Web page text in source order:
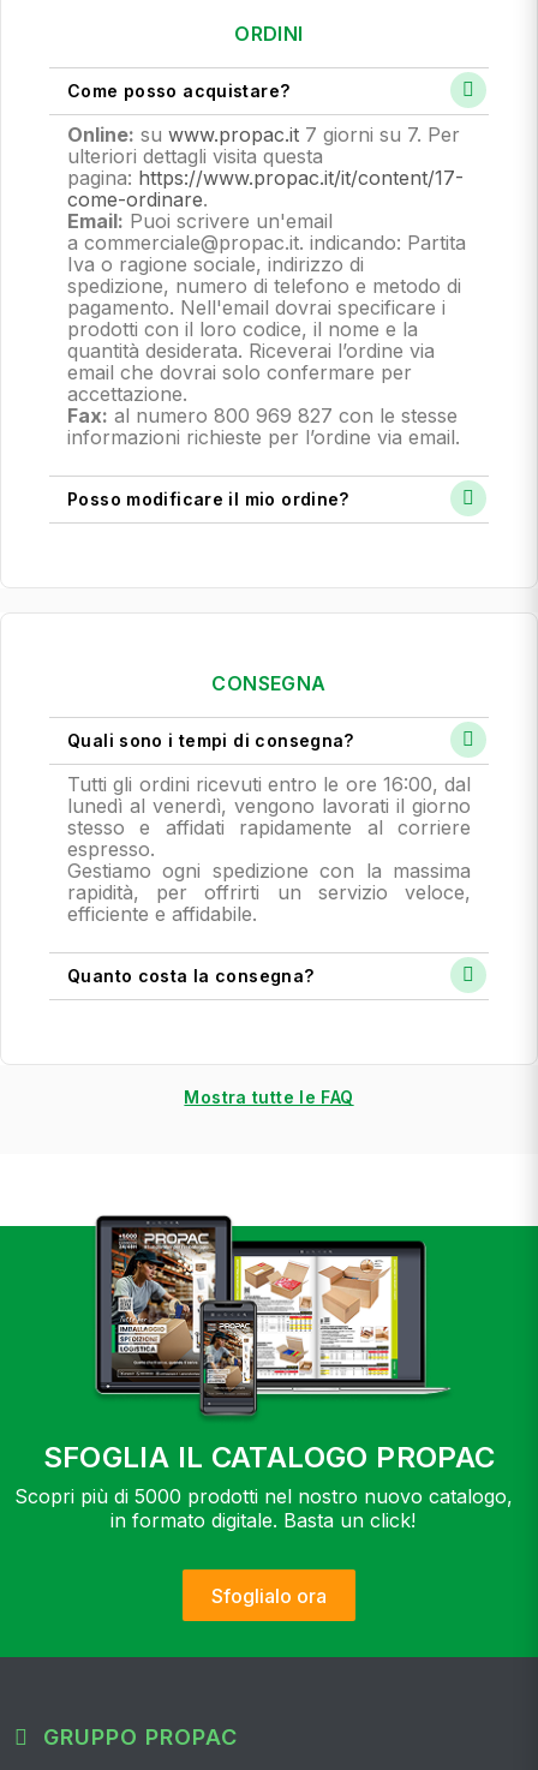
ORDINI
Come posso acquistare?
Online: su www.propac.it 7 giorni su 7. Per
ulteriori dettagli visita questa
pagina: https://www.propac.it/it/content/17-
come-ordinare.
Email: Puoi scrivere un'email
a commerciale@propac.it. indicando: Partita
Iva o ragione sociale, indirizzo di
spedizione, numero di telefono e metodo di
pagamento. Nell'email dovrai specificare i
prodotti con il loro codice, il nome e la
quantità desiderata. Riceverai l’ordine via
email che dovrai solo confermare per
accettazione.
Fax: al numero 800 969 827 con le stesse
informazioni richieste per l’ordine via email.
Posso modificare il mio ordine?
CONSEGNA
Quali sono i tempi di consegna?
Tutti gli ordini ricevuti entro le ore 16:00, dal
lunedì al venerdì, vengono lavorati il giorno
stesso e affidati rapidamente al corriere
espresso.
Gestiamo ogni spedizione con la massima
rapidità, per offrirti un servizio veloce,
efficiente e affidabile.
Quanto costa la consegna?
Mostra tutte le FAQ
SFOGLIA IL CATALOGO PROPAC
Scopri più di 5000 prodotti nel nostro nuovo catalogo,
in formato digitale. Basta un click!
Sfoglialo ora
GRUPPO PROPAC